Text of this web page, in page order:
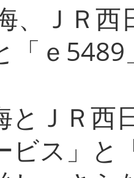
、ＪＲ
「ｅ
ＪＲ西
ビス」